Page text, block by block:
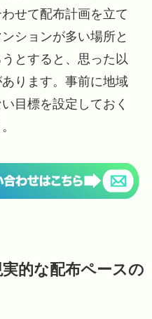
せて配布計画を立て
ションが多い場所と
とすると、思った以
ります。事前に地域
目標を設定しておく
的な配布ペースの